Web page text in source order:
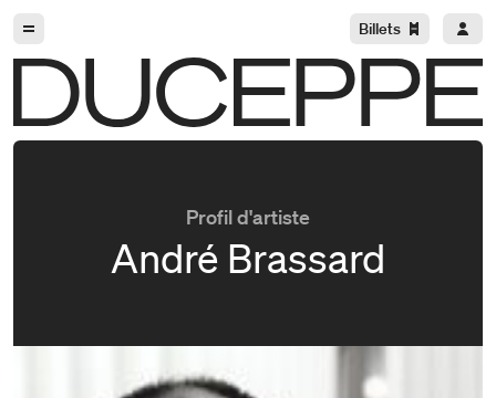
Billets
Profil d'artiste
André Brassard